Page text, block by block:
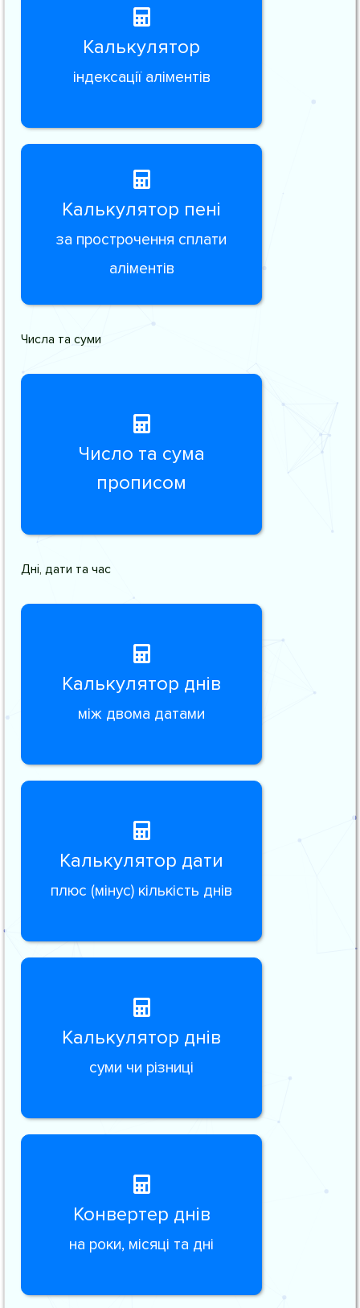
Калькулятор
індексації аліментів
Калькулятор пені
за прострочення сплати
аліментів
Числа та суми
Число та сума
прописом
Дні, дати та час
Калькулятор днів
між двома датами
Калькулятор дати
плюс (мінус) кількість днів
Калькулятор днів
суми чи різниці
Конвертер днів
на роки, місяці та дні